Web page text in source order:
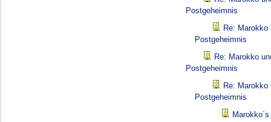
Postgeheimnis
Re: Marokko
Postgeheimnis
Re: Marokko
Postgeheimnis
Re: Marokko
Postgeheimnis